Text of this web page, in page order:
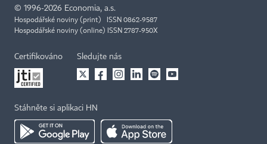
© 1996-2026 Economia, a.s.
Hospodářské noviny (print) ISSN 0862-9587
Hospodářské noviny (online) ISSN 2787-950X
Certifikováno Sledujte nás
Stáhněte si aplikaci HN